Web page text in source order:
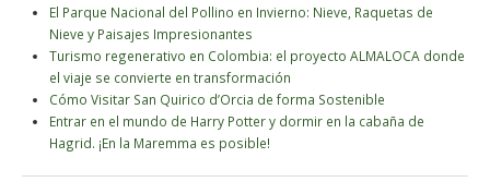
El Parque Nacional del Pollino en Invierno: Nieve, Raquetas de
Nieve y Paisajes Impresionantes
Turismo regenerativo en Colombia: el proyecto ALMALOCA donde
el viaje se convierte en transformación
Cómo Visitar San Quirico d’Orcia de forma Sostenible
Entrar en el mundo de Harry Potter y dormir en la cabaña de
Hagrid. ¡En la Maremma es posible!